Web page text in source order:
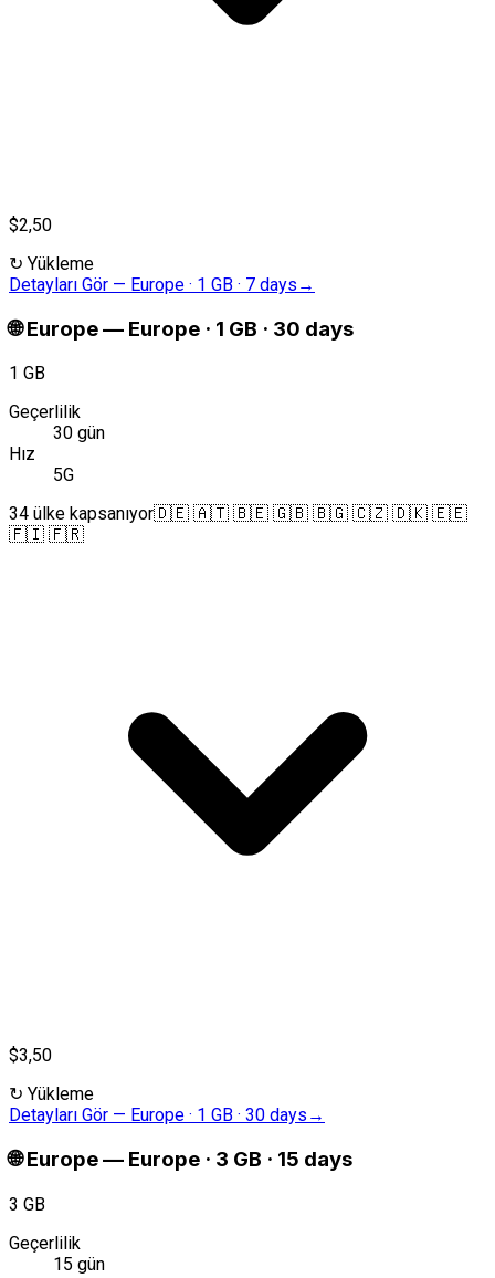
$2,50
↻ Yükleme
Detayları Gör — Europe · 1 GB · 7 days →
🌐 Europe— Europe · 1 GB · 30 days
1 GB
Geçerlilik
30 gün
Hız
5G
34 ülke kapsanıyor🇩🇪 🇦🇹 🇧🇪 🇬🇧 🇧🇬 🇨🇿 🇩🇰 🇪🇪
🇫🇮 🇫🇷
$3,50
↻ Yükleme
Detayları Gör — Europe · 1 GB · 30 days →
🌐 Europe— Europe · 3 GB · 15 days
3 GB
Geçerlilik
15 gün